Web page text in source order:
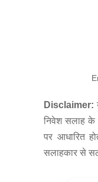
Disclaimer:
निवेश सलाह के
पर आधारित
सलाहकार से